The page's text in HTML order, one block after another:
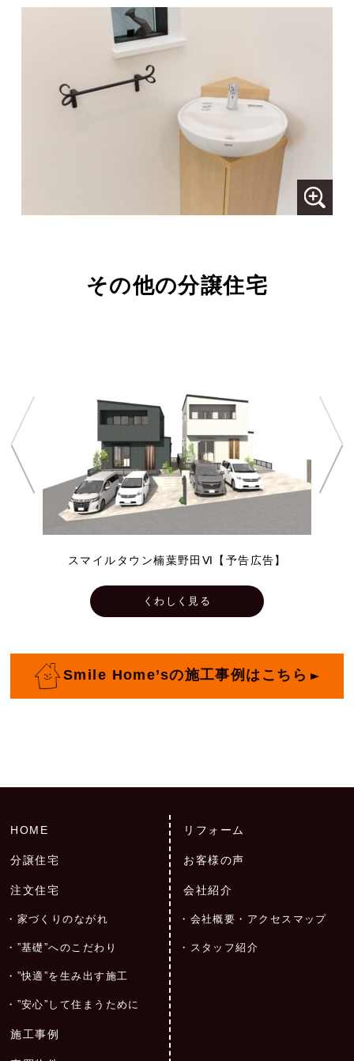
その他の分譲住宅
スマイルタウン楠葉野田Ⅵ【予告広告】
くわしく見る
Smile Home’sの施工事例はこちら
HOME
分譲住宅
注文住宅
家づくりのながれ
”基礎”へのこだわり
”快適”を生み出す施工
”安心”して住まうために
施工事例
リフォーム
お客様の声
会社紹介
会社概要・アクセスマップ
スタッフ紹介